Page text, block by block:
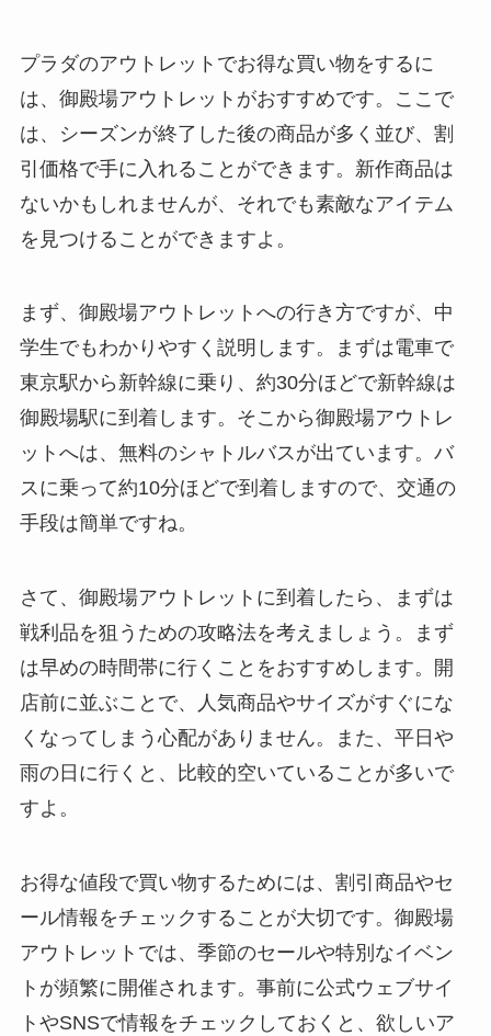
プラダのアウトレットでお得な買い物をするに
は、御殿場アウトレットがおすすめです。ここで
は、シーズンが終了した後の商品が多く並び、割
引価格で手に入れることができます。新作商品は
ないかもしれませんが、それでも素敵なアイテム
を見つけることができますよ。
まず、御殿場アウトレットへの行き方ですが、中
学生でもわかりやすく説明します。まずは電車で
東京駅から新幹線に乗り、約30分ほどで新幹線は
御殿場駅に到着します。そこから御殿場アウトレ
ットへは、無料のシャトルバスが出ています。バ
スに乗って約10分ほどで到着しますので、交通の
手段は簡単ですね。
さて、御殿場アウトレットに到着したら、まずは
戦利品を狙うための攻略法を考えましょう。まず
は早めの時間帯に行くことをおすすめします。開
店前に並ぶことで、人気商品やサイズがすぐにな
くなってしまう心配がありません。また、平日や
雨の日に行くと、比較的空いていることが多いで
すよ。
お得な値段で買い物するためには、割引商品やセ
ール情報をチェックすることが大切です。御殿場
アウトレットでは、季節のセールや特別なイベン
トが頻繁に開催されます。事前に公式ウェブサイ
トやSNSで情報をチェックしておくと、欲しいア